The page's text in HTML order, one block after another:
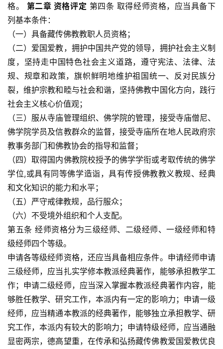
格。 第二章 资格评定 第四条 取得经师资格，应当具备下
列基本条件：
（一）具备藏传佛教教职人员资格；
（二）爱国爱教，拥护中国共产党的领导，拥护社会主义制
度，坚持走中国特色社会主义道路，遵守宪法、法律、法
规、规章和政策，旗帜鲜明地维护祖国统一、反对民族分
裂，维护宗教和睦与社会和谐，坚持佛教中国化方向，践行
社会主义核心价值观；
（三）服从寺庙管理组织、佛学院的管理，接受寺庙僧尼、
佛学院学员及信教群众的监督，接受寺庙所在地人民政府宗
教事务部门和佛教协会的指导和监督；
（四）取得国内佛教院校授予的佛学学衔或考取传统的佛学
学位,或具有同等佛学造诣，具有传授佛教教义教规、经典
和文化知识的能力和水平；
（五）严守戒律教规，品行服众；
（六）不受境外组织和个人支配。
第五条 经师资格分为三级经师、二级经师、一级经师和特
级经师四个等级。
申请各等级经师资格，还应当具备相应条件。申请经师申请
三级经师，应当扎实学修本教派经典著作，能够承担教学工
作；申请二级经师，应当深入掌握本教派经典著作内容，能
够胜任教学、研究工作，本派内有一定的影响力；申请一级
经师，应当精通本教派的经典著作，能够独立承担教学、研
究工作，本派内有较大的影响力；申请特级经师，应当通融
显密两宗，德高望重，在传承和弘扬藏传佛教爱国爱教优良